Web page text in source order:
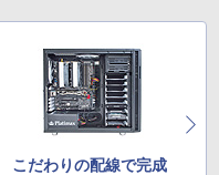
こだわりの配線で完成